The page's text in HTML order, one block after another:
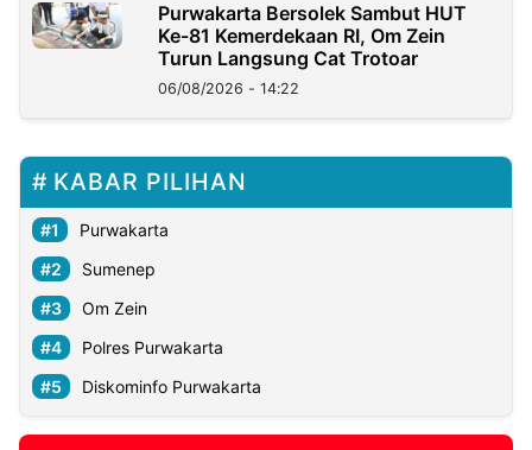
Purwakarta Bersolek Sambut HUT
Ke-81 Kemerdekaan RI, Om Zein
Turun Langsung Cat Trotoar
06/08/2026 - 14:22
KABAR PILIHAN
Purwakarta
Sumenep
Om Zein
Polres Purwakarta
Diskominfo Purwakarta